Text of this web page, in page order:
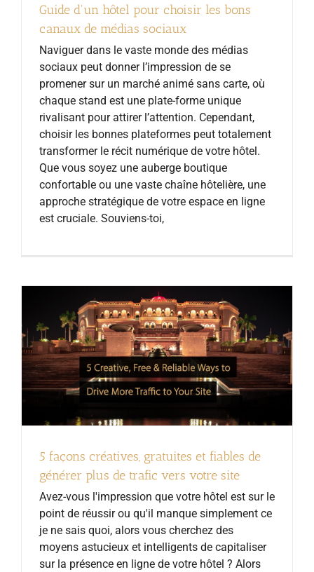
Guide d'un hôtel pour choisir les bons
canaux de médias sociaux
Naviguer dans le vaste monde des médias
sociaux peut donner l’impression de se
promener sur un marché animé sans carte, où
chaque stand est une plate-forme unique
rivalisant pour attirer l’attention. Cependant,
choisir les bonnes plateformes peut totalement
transformer le récit numérique de votre hôtel.
Que vous soyez une auberge boutique
confortable ou une vaste chaîne hôtelière, une
approche stratégique de votre espace en ligne
est cruciale. Souviens-toi,
5 façons créatives, gratuites et fiables de
générer plus de trafic vers votre site
Avez-vous l'impression que votre hôtel est sur le
point de réussir ou qu'il manque simplement ce
je ne sais quoi, alors vous cherchez des
moyens astucieux et intelligents de capitaliser
sur la présence en ligne de votre hôtel ? Alors